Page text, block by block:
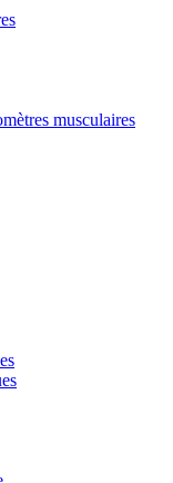
musculaires